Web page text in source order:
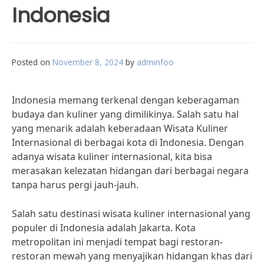
Indonesia
Posted on November 8, 2024 by adminfoo
Indonesia memang terkenal dengan keberagaman
budaya dan kuliner yang dimilikinya. Salah satu hal
yang menarik adalah keberadaan Wisata Kuliner
Internasional di berbagai kota di Indonesia. Dengan
adanya wisata kuliner internasional, kita bisa
merasakan kelezatan hidangan dari berbagai negara
tanpa harus pergi jauh-jauh.
Salah satu destinasi wisata kuliner internasional yang
populer di Indonesia adalah Jakarta. Kota
metropolitan ini menjadi tempat bagi restoran-
restoran mewah yang menyajikan hidangan khas dari